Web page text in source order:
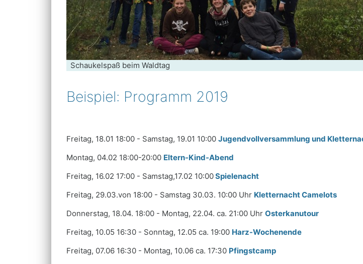
Schaukelspaß beim Waldtag
Beispiel: Programm 2019
Freitag, 18.01 18:00 - Samstag, 19.01 10:00 Jugendvollversammlung und
Montag, 04.02 18:00-20:00 Eltern-Kind-Abend
Freitag, 16.02 17:00 - Samstag,17.02 10:00Spielenacht
Freitag, 29.03.von 18:00 - Samstag 30.03. 10:00 Uhr Kletternacht Camelots
Donnerstag, 18.04. 18:00 - Montag, 22.04. ca. 21:00 Uhr Osterkanutour
Freitag, 10.05 16:30 - Sonntag, 12.05 ca. 19:00 Harz-Wochenende
Freitag, 07.06 16:30 - Montag, 10.06 ca. 17:30 Pfingstcamp